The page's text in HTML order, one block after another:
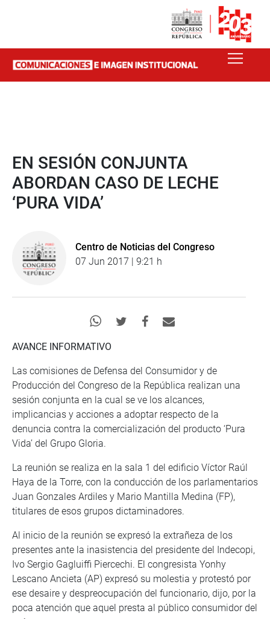
EN SESIÓN CONJUNTA
ABORDAN CASO DE LECHE
‘PURA VIDA’
Centro de Noticias del Congreso
07 Jun 2017 | 9:21 h
AVANCE INFORMATIVO
Las comisiones de Defensa del Consumidor y de
Producción del Congreso de la República realizan una
sesión conjunta en la cual se ve los alcances,
implicancias y acciones a adoptar respecto de la
denuncia contra la comercialización del producto ‘Pura
Vida’ del Grupo Gloria.
La reunión se realiza en la sala 1 del edificio Víctor Raúl
Haya de la Torre, con la conducción de los parlamentarios
Juan Gonzales Ardiles y Mario Mantilla Medina (FP),
titulares de esos grupos dictaminadores.
Al inicio de la reunión se expresó la extrañeza de los
presentes ante la inasistencia del presidente del Indecopi,
Ivo Sergio Gagluiffi Piercechi. El congresista Yonhy
Lescano Ancieta (AP) expresó su molestia y protestó por
ese desaire y despreocupación del funcionario, dijo, por la
poca atención que aquel presta al público consumidor del